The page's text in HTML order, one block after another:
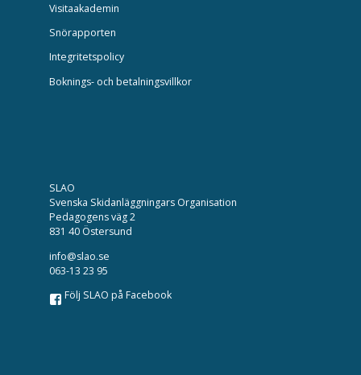
Visitaakademin
Snörapporten
Integritetspolicy
Boknings- och betalningsvillkor
SLAO
Svenska Skidanläggningars Organisation
Pedagogens väg 2
831 40 Östersund
info@slao.se
063-13 23 95
Följ SLAO på Facebook